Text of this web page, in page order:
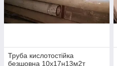
Труба кислотостійка
безшовна 10х17н13м2т